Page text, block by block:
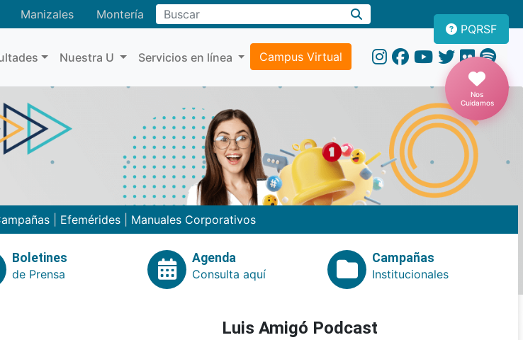
Manizales MonteríaBuscar
Nuestra U Servicios en línea Campus Virtual
PQRSF
Nos
Cuidamos
Efemérides Manuales Corporativos
Boletines
de Prensa
Agenda
Consulta aquí
Campañas
Institucionales
Luis Amigó Podcast